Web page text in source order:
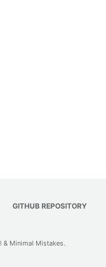
GITHUB REPOSITORY
& Minimal Mistakes.